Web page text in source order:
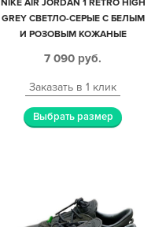
NIKE AIR JORDAN 1 RETRO HIGH
GREY СВЕТЛО-СЕРЫЕ С БЕЛЫМ
И РОЗОВЫМ КОЖАНЫЕ
7 090 руб.
Заказать в 1 клик
Выбрать размер